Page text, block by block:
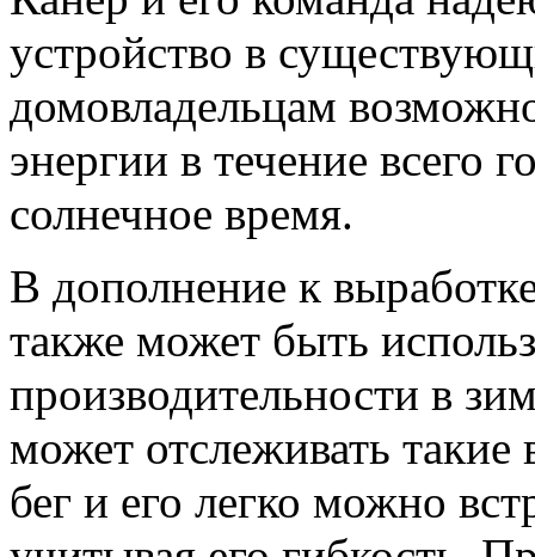
устройство в
домовладельцам
энергии в течение всего
солнечное время.
В дополнение к
также может быть
производительности в
может отслеживать
бег и его легко можно